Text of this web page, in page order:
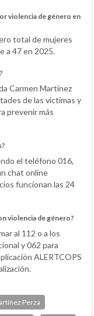
violencia de género en
total de mujeres
a 47 en 2025.
Carmen Martínez
de las víctimas y
prevenir más
el teléfono 016,
chat online
funcionan las 24
violencia de género?
al 112 o a los
y 062 para
ALERTCOPS
Perza